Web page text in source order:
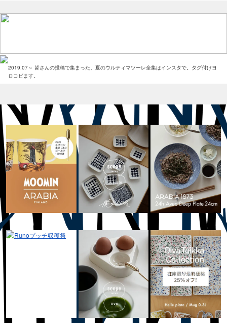
2019.07～ 皆さんの投稿で集まった、夏のウルティマツーレ全集はインスタで。タグ付けヨ
ロコビます。